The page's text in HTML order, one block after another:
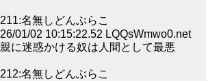
211:名無しどんぶらこ
26/01/02 10:15:22.52 LQQsWmwo0.net
親に迷惑かける奴は人間として最悪
212:名無しどんぶらこ